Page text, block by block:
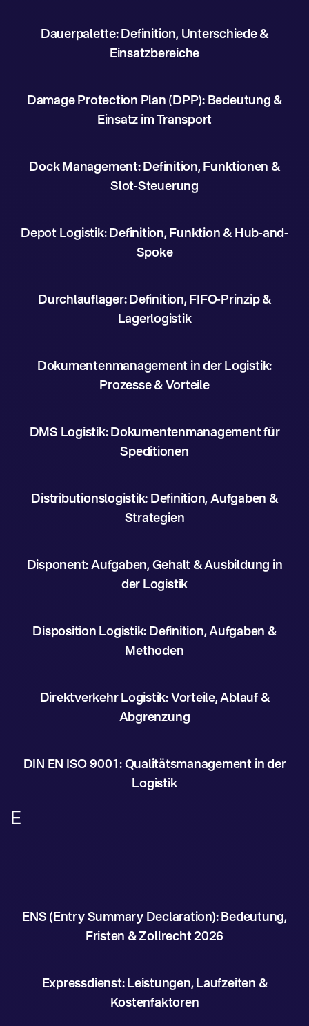
Dauerpalette: Definition, Unterschiede &
Einsatzbereiche
Damage Protection Plan (DPP): Bedeutung &
Einsatz im Transport
Dock Management: Definition, Funktionen &
Slot-Steuerung
Depot Logistik: Definition, Funktion & Hub-and-
Spoke
Durchlauflager: Definition, FIFO-Prinzip &
Lagerlogistik
Dokumentenmanagement in der Logistik:
Prozesse & Vorteile
DMS Logistik: Dokumentenmanagement für
Speditionen
Distributionslogistik: Definition, Aufgaben &
Strategien
Disponent: Aufgaben, Gehalt & Ausbildung in
der Logistik
Disposition Logistik: Definition, Aufgaben &
Methoden
Direktverkehr Logistik: Vorteile, Ablauf &
Abgrenzung
DIN EN ISO 9001: Qualitätsmanagement in der
Logistik
E
ENS (Entry Summary Declaration): Bedeutung,
Fristen & Zollrecht 2026
Expressdienst: Leistungen, Laufzeiten &
Kostenfaktoren